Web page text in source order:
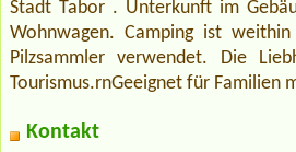
Stadt Tabor . Unterkunft im
Wohnwagen. Camping ist
Pilzsammler verwendet. Die
Tourismus.rnGeeignet für Familien
Kontakt